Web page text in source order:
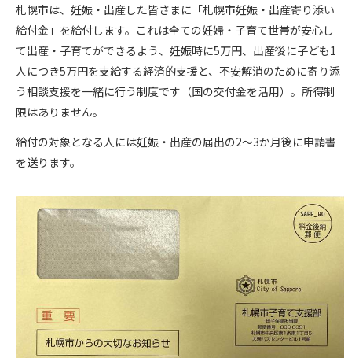
札幌市は、妊娠・出産した皆さまに「札幌市妊娠・出産寄り添い
給付金」を給付します。これは全ての妊婦・子育て世帯が安心し
て出産・子育てができるよう、妊娠時に5万円、出産後に子ども1
人につき5万円を支給する経済的支援と、不安解消のために寄り添
う相談支援を一緒に行う制度です（国の交付金を活用）。所得制
限はありません。
給付の対象となる人には妊娠・出産の届出の2～3か月後に申請書
を送ります。